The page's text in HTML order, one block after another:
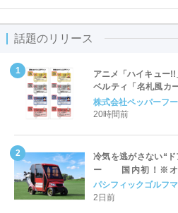
話題のリリース
アニメ「ハイキュー
ベルティ「名札風カ
対応についてのご案内
株式会社ペッパーフ
20時間前
冷気を逃がさない“
ー 国内初！※オ
Cart（エアコンカ
パシフィックゴルフ
2日前